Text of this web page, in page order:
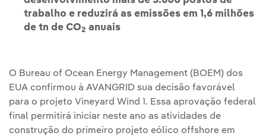
trabalho e reduzirá as emissões em 1,6 milhões
de tn de CO2 anuais
O Bureau of Ocean Energy Management (BOEM) dos
EUA confirmou à AVANGRID sua decisão favorável
para o projeto Vineyard Wind 1. Essa aprovação federal
final permitirá iniciar neste ano as atividades de
construção do primeiro projeto eólico offshore em